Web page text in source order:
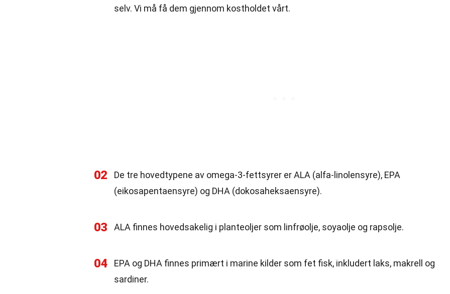
selv. Vi må få dem gjennom kostholdet vårt.
02
De tre hovedtypene av omega-3-fettsyrer er ALA (alfa-linolensyre), EPA
(eikosapentaensyre) og DHA (dokosaheksaensyre).
03 ALA finnes hovedsakelig i planteoljer som linfrøolje, soyaolje og rapsolje.
04
EPA og DHA finnes primært i marine kilder som fet fisk, inkludert laks, makrell og
sardiner.